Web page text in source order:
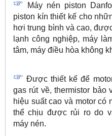
Máy nén piston
piston kín thiết kế cho
hơi trung bình và cao,
lạnh công nghiệp, máy
tâm, máy điều hòa không
Được thiết kế để
gas rút về, thermistor bảo
hiệu suất cao và motor
thể chịu được rủi ro do
máy nén.